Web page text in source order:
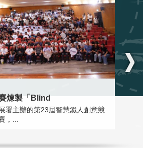
煉製「Blind
署主辦的第23屆智慧鐵人創意競
，...